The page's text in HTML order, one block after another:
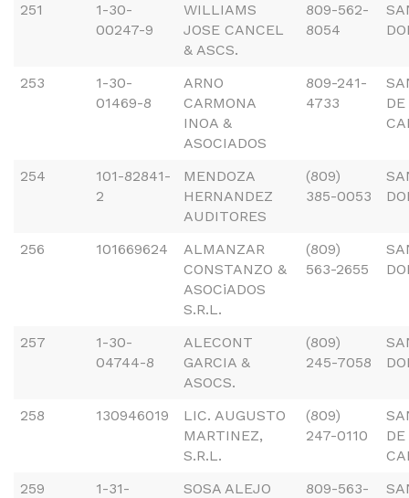
251
1-30-
00247-9
WILLIAMS
JOSE CANCEL
& ASCS.
809-562-
8054
253
1-30-
01469-8
ARNO
CARMONA
INOA &
ASOCIADOS
809-241-
4733
254
101-82841-
2
MENDOZA
HERNANDEZ
AUDITORES
(809)
385-0053
256 101669624
ALMANZAR
CONSTANZO &
ASOCiADOS
S.R.L.
(809)
563-2655
257
1-30-
04744-8
ALECONT
GARCIA &
ASOCS.
(809)
245-7058
258 130946019
LIC. AUGUSTO
MARTINEZ,
S.R.L.
(809)
247-0110
259
1-31-
SOSA ALEJO
809-563-